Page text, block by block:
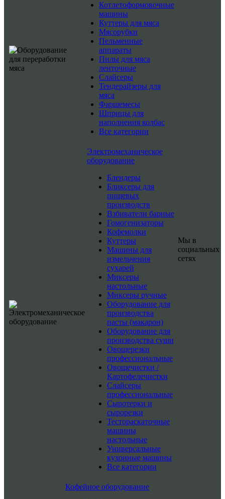
Котлетоформовочные
машины
Куттеры для мяса
Мясорубки
Пельменные
аппараты
Пилы для мяса
ленточные
Слайсеры
Тендерайзеры для
мяса
Фаршемесы
Шприцы для
наполнения колбас
Все категории
Электромеханическое
оборудование
Блендеры
Бликсеры для
пищевых
производств
Взбиватели барные
Гомогенизаторы
Кофемолки
Куттеры
Машины для
измельчения
сухарей
Миксеры
настольные
Миксеры ручные
Оборудование для
производства
пасты (макарон)
Оборудование для
производства суши
Овощерезки
профессиональные
Овощечистки /
Картофелечистки
Слайсеры
профессиональные
Сыротерки и
сырорезки
Тестораскаточные
машины
настольные
Универсальные
кухонные машины
Все категории
Кофейное оборудование
Мы в
социальных
сетях